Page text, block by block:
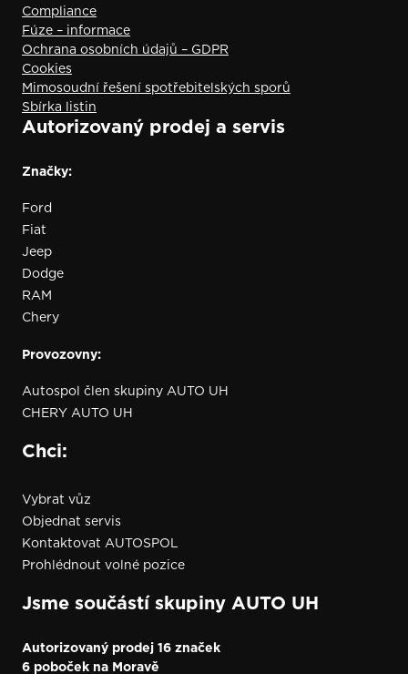
Compliance
Fúze – informace
Ochrana osobních údajů – GDPR
Cookies
Mimosoudní řešení spotřebitelských sporů
Sbírka listin
Autorizovaný prodej a servis
Značky:
Ford
Fiat
Jeep
Dodge
RAM
Chery
Provozovny:
Autospol člen skupiny AUTO UH
CHERY AUTO UH
Chci:
Vybrat vůz
Objednat servis
Kontaktovat AUTOSPOL
Prohlédnout volné pozice
Jsme součástí skupiny AUTO UH
Autorizovaný prodej 16 značek
6 poboček na Moravě